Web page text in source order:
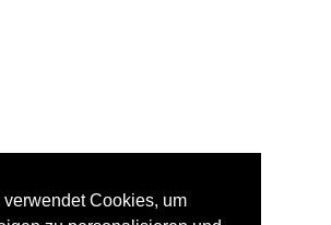
Cookies, um